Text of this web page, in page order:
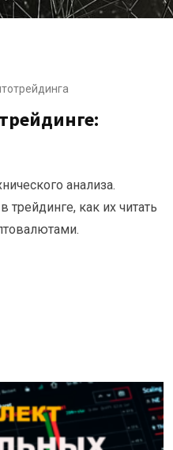
анализа.
трейдинге, как их читать